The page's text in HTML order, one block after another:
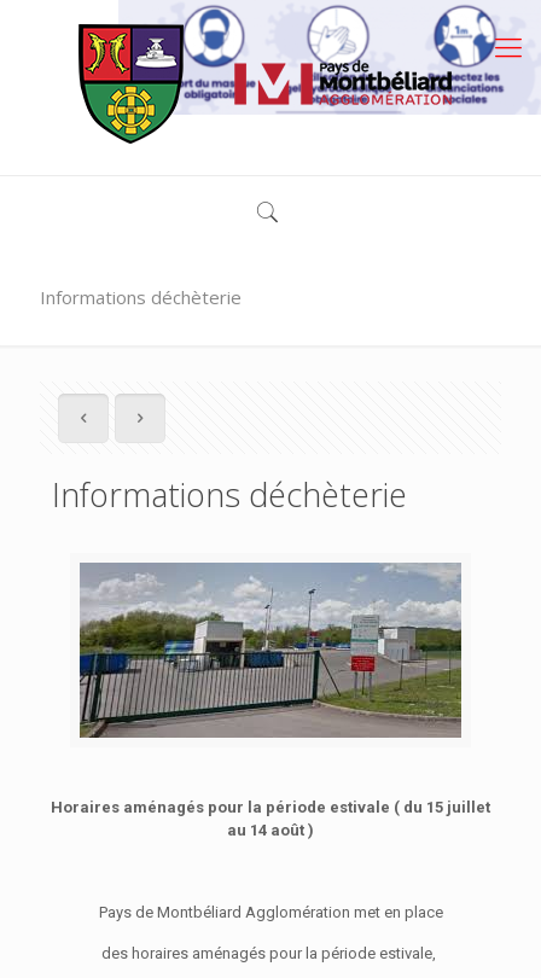
Informations déchèterie
Informations déchèterie
Horaires aménagés pour la période estivale ( du 15 juillet
au 14 août )
Pays de Montbéliard Agglomération met en place
des horaires aménagés pour la période estivale,